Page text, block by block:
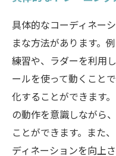
具体的なコーディネー
まな方法があります。
練習や、ラダーを利用
ールを使って動くこと
化することができます
の動作を意識しながら
ことができます。また
ディネーションを向上